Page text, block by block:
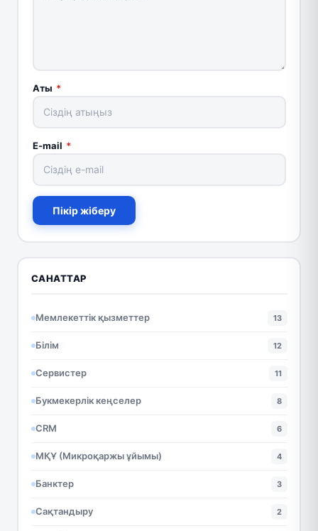
Аты *
E-mail *
Пікір жіберу
САНАТТАР
Мемлекеттік қызметтер 13
Білім 12
Сервистер 11
Букмекерлік кеңселер 8
CRM 6
МҚҰ (Микроқаржы ұйымы) 4
Банктер 3
Сақтандыру 2